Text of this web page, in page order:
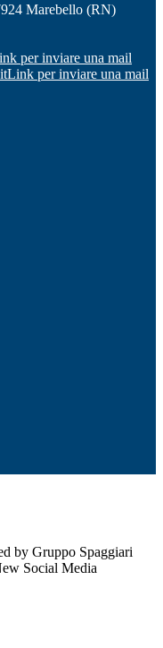
Marebello (RN)
per inviare una mail
Link per inviare una mail
by Gruppo Spaggiari
Social Media